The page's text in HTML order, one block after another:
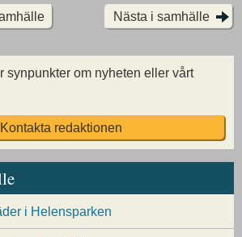
Nästa i samhälle
synpunkter om nyheten eller vårt
Kontakta redaktionen
i Helensparken